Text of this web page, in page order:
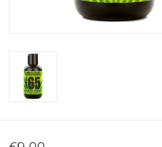
Traditionelle Instrumente
Star-Club Merch